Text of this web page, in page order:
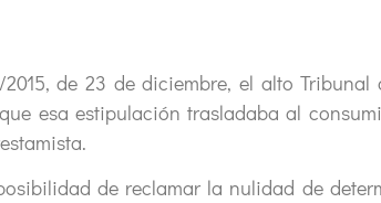
2015, de 23 de diciembre, el alto
esa estipulación trasladaba al
de reclamar la nulidad de